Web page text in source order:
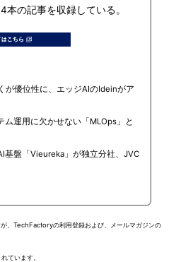
本の記事を収録している。
優位性に、エッジAIのIdeinがア
運用に欠かせない「MLOps」と
盤「Vieureka」が独立分社、JVC
が、TechFactoryの利用登録および、メールマガジンの
ています。